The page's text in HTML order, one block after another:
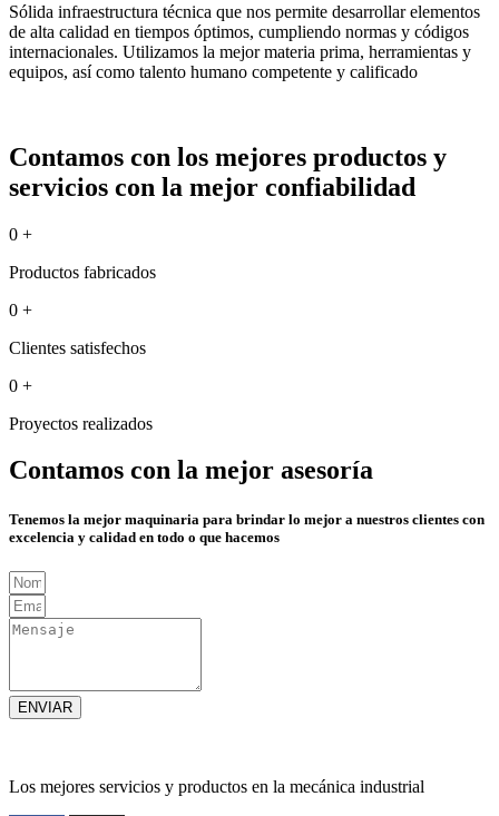
Sólida infraestructura técnica que nos permite desarrollar elementos
de alta calidad en tiempos óptimos, cumpliendo normas y códigos
internacionales. Utilizamos la mejor materia prima, herramientas y
equipos, así como talento humano competente y calificado
Contamos con los mejores productos y
servicios con la mejor confiabilidad
0 +
Productos fabricados
0 +
Clientes satisfechos
0 +
Proyectos realizados
Contamos con la mejor asesoría
Tenemos la mejor maquinaria para brindar lo mejor a nuestros clientes con
excelencia y calidad en todo o que hacemos
ENVIAR
Los mejores servicios y productos en la mecánica industrial